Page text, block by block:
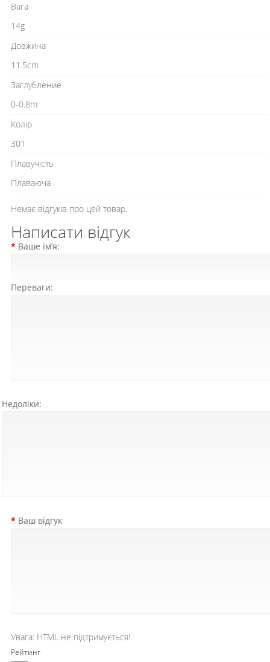
Вага
14g
Довжина
11.5cm
Заглубление
0-0.8m
Колір
301
Плавучість
Плаваюча
Немає відгуків про цей товар.
Написати відгук
Ваше ім’я:
Переваги:
Недоліки:
Ваш відгук
Увага: HTML не підтримується!
Рейтинг